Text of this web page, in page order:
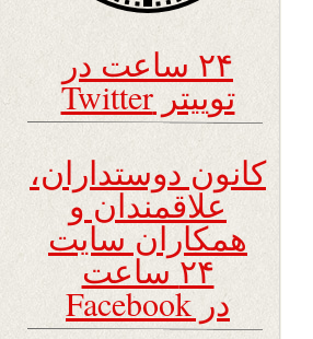
۲۴ ساعت در
توییتر Twitter
کانون دوستداران،
علاقمندان و
همکاران سایت
۲۴ ساعت
در Facebook